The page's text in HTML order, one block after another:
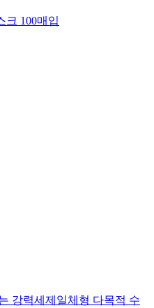
크 100매입
강력세제일체형 다목적 수